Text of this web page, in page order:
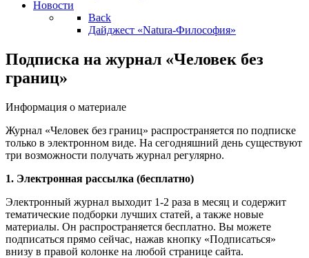
Новости
Back
Дайджест «Natura-Философия»
Подписка на журнал «Человек без
границ»
Информация о материале
Журнал «Человек без границ» распространяется по подписке
только в электронном виде. На сегодняшний день существуют
три возможности получать журнал регулярно.
1. Электронная рассылка (бесплатно)
Электронный журнал выходит 1-2 раза в месяц и содержит
тематические подборки лучших статей, а также новые
материалы. Он распространяется бесплатно. Вы можете
подписаться прямо сейчас, нажав кнопку «Подписаться»
внизу в правой колонке на любой странице сайта.